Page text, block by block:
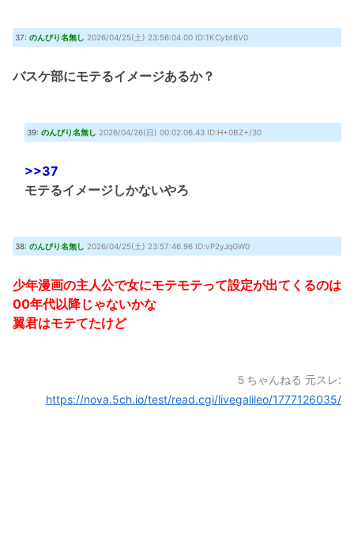
37: のんびり名無し 2026/04/25(土) 23:56:04.00 ID:1KCybt6V0
バスケ部にモテるイメージあるか？
39: のんびり名無し 2026/04/26(日) 00:02:06.43 ID:H+0BZ+/30
>>37
モテるイメージしかないやろ
38: のんびり名無し 2026/04/25(土) 23:57:46.96 ID:vP2yJqGW0
少年漫画の主人公で女にモテモテって設定が出てくるのは
00年代以降じゃないかな
翼君はモテてたけど
５ちゃんねる 元スレ:
https://nova.5ch.io/test/read.cgi/livegalileo/1777126035/